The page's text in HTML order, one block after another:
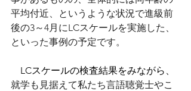
平均付近、というような状況で進級前
後の3～4月にLCスケールを実施した、
といった事例の予定です。
LCスケールの検査結果をみながら、
就学も見据えて私たち言語聴覚士やこ